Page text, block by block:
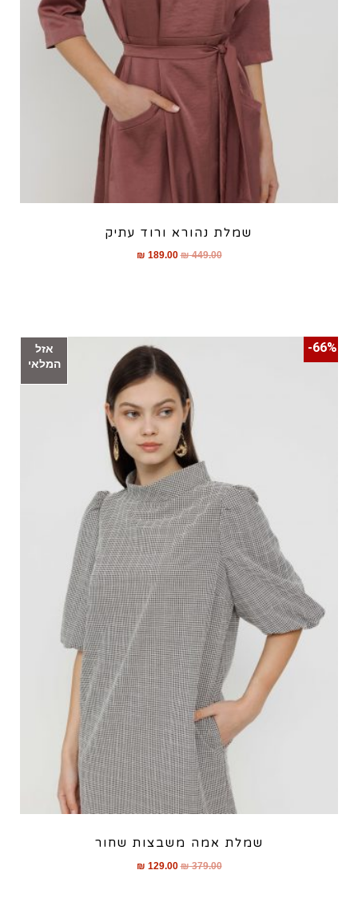
שמלת נהורא ורוד עתיק
₪449.00
₪ 189.00
אזל
המלאי
66%-
שמלת אמה משבצות שחור
₪379.00
₪ 129.00